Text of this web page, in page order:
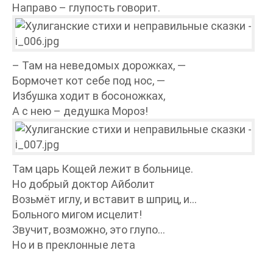
Направо – глупость говорит.
– Там на неведомых дорожках, —
Бормочет кот себе под нос, —
Избушка ходит в босоножках,
А с нею – дедушка Мороз!
Там царь Кощей лежит в больнице.
Но добрый доктор Айболит
Возьмёт иглу, и вставит в шприц, и…
Больного мигом исцелит!
Звучит, возможно, это глупо…
Но и в преклонные лета